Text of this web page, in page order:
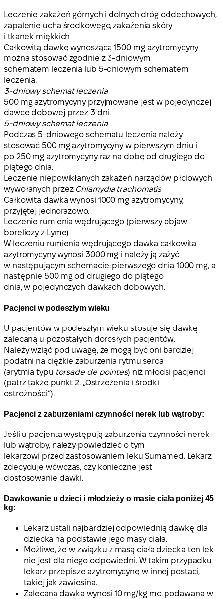
Leczenie zakażeń górnych i dolnych dróg oddechowych,
zapalenie ucha środkowego, zakażenia skóry
i tkanek miękkich
Całkowitą dawkę wynoszącą 1500 mg azytromycyny
można stosować zgodnie z 3-dniowym
schematem leczenia lub 5-dniowym schematem
leczenia.
3-dniowy schemat leczenia
500 mg azytromycyny przyjmowane jest w pojedynczej
dawce dobowej przez 3 dni.
5-dniowy schemat leczenia
Podczas 5-dniowego schematu leczenia należy
stosować 500 mg azytromycyny w pierwszym dniu i
po 250 mg azytromycyny raz na dobę od drugiego do
piątego dnia.
Leczenie niepowikłanych zakażeń narządów płciowych
wywołanych przez Chlamydia trachomatis
Całkowita dawka wynosi 1000 mg azytromycyny,
przyjętej jednorazowo.
Leczenie rumienia wędrującego (pierwszy objaw
boreliozy z Lyme)
W leczeniu rumienia wędrującego dawka całkowita
azytromycyny wynosi 3000 mg i należy ją zażyć
w następującym schemacie: pierwszego dnia 1000 mg, a
następnie 500 mg od drugiego do piątego
dnia, w pojedynczych dawkach dobowych.
Pacjenci w podeszłym wieku
U pacjentów w podeszłym wieku stosuje się dawkę
zalecaną u pozostałych dorosłych pacjentów.
Należy wziąć pod uwagę, że mogą być oni bardziej
podatni na ciężkie zaburzenia rytmu serca
(arytmia typu torsade de pointes) niż młodsi pacjenci
(patrz także punkt 2. „Ostrzeżenia i środki
ostrożności”).
Pacjenci z zaburzeniami czynności nerek lub wątroby:
Jeśli u pacjenta występują zaburzenia czynności nerek
lub wątroby, należy powiedzieć o tym
lekarzowi przed zastosowaniem leku Sumamed. Lekarz
zdecyduje wówczas, czy konieczne jest
dostosowanie dawki.
Dawkowanie u dzieci i młodzieży o masie ciała poniżej 45
kg:
Lekarz ustali najbardziej odpowiednią dawkę dla
dziecka na podstawie jego masy ciała.
Możliwe, że w związku z masą ciała dziecka ten lek
nie jest dla niego odpowiedni. W takim przypadku
lekarz przepisze azytromycynę w innej postaci,
takiej jak zawiesina.
Zalecana dawka wynosi 10 mg/kg mc. podawana w